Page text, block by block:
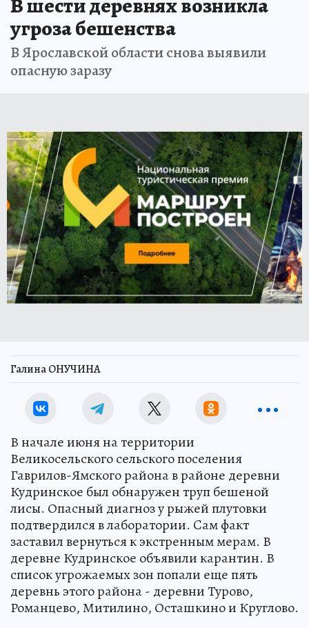
В шести деревнях возникла
угроза бешенства
В Ярославской области снова выявили
опасную заразу
Галина ОНУЧИНА
В начале июня на территории
Великосельского сельского поселения
Гаврилов-Ямского района в районе деревни
Кудринское был обнаружен труп бешеной
лисы. Опасный диагноз у рыжей плутовки
подтвердился в лаборатории. Cам факт
заставил вернуться к экстренным мерам. В
деревне Кудринское объявили карантин. В
список угрожаемых зон попали еще пять
деревнь этого района - деревни Турово,
Романцево, Митилино, Осташкино и Круглово.